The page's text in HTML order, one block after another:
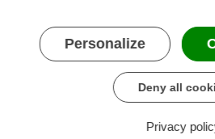
de travail à temps partiel
demande, modifier votre quotité
temps partiel en cours.
votre temps partiel avant la date
Personalize
Deny all
Privacy